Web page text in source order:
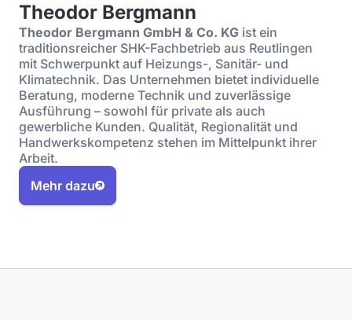
Theodor Bergmann
Theodor Bergmann GmbH & Co. KG ist ein
traditionsreicher SHK-Fachbetrieb aus Reutlingen
mit Schwerpunkt auf Heizungs-, Sanitär- und
Klimatechnik. Das Unternehmen bietet individuelle
Beratung, moderne Technik und zuverlässige
Ausführung – sowohl für private als auch
gewerbliche Kunden. Qualität, Regionalität und
Handwerkskompetenz stehen im Mittelpunkt ihrer
Arbeit.
Mehr dazu